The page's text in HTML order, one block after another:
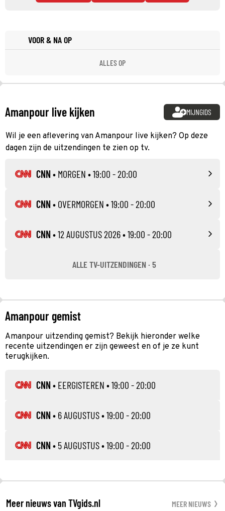
VOOR & NA OP
ALLES OP
Amanpour live kijken MIJNGIDS
Wil je een aflevering van Amanpour live kijken? Op deze
dagen zijn de uitzendingen te zien op tv.
CNN • MORGEN • 19:00 - 20:00
CNN • OVERMORGEN • 19:00 - 20:00
CNN •12 AUGUSTUS 2026• 19:00 - 20:00
ALLE TV-UITZENDINGEN · 5
Amanpour gemist
Amanpour uitzending gemist? Bekijk hieronder welke
recente uitzendingen er zijn geweest en of je ze kunt
terugkijken.
CNN • EERGISTEREN • 19:00 - 20:00
CNN • 6 AUGUSTUS• 19:00 - 20:00
CNN • 5 AUGUSTUS• 19:00 - 20:00
Meer nieuws van TVgids.nl MEER NIEUWS